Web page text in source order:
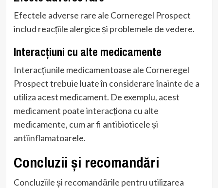
Efectele adverse rare ale Corneregel Prospect
includ reacțiile alergice și problemele de vedere.
Interacțiuni cu alte medicamente
Interacțiunile medicamentoase ale Corneregel
Prospect trebuie luate în considerare înainte de a
utiliza acest medicament. De exemplu, acest
medicament poate interacționa cu alte
medicamente, cum ar fi antibioticele și
antiinflamatoarele.
Concluzii și recomandări
Concluziile și recomandările pentru utilizarea